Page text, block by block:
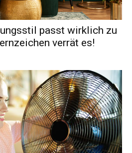
passt wirklich zu
verrät es!